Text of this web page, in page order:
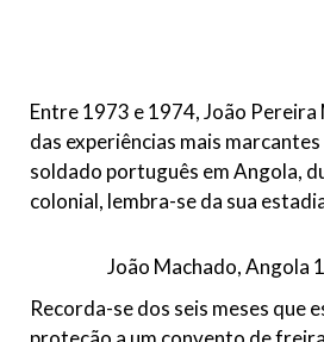
Entre 1973 e 1974, João Pereira
das experiências mais
soldado português em Angola,
colonial, lembra-se da sua
João Machado, Angola
Recorda-se dos seis meses que